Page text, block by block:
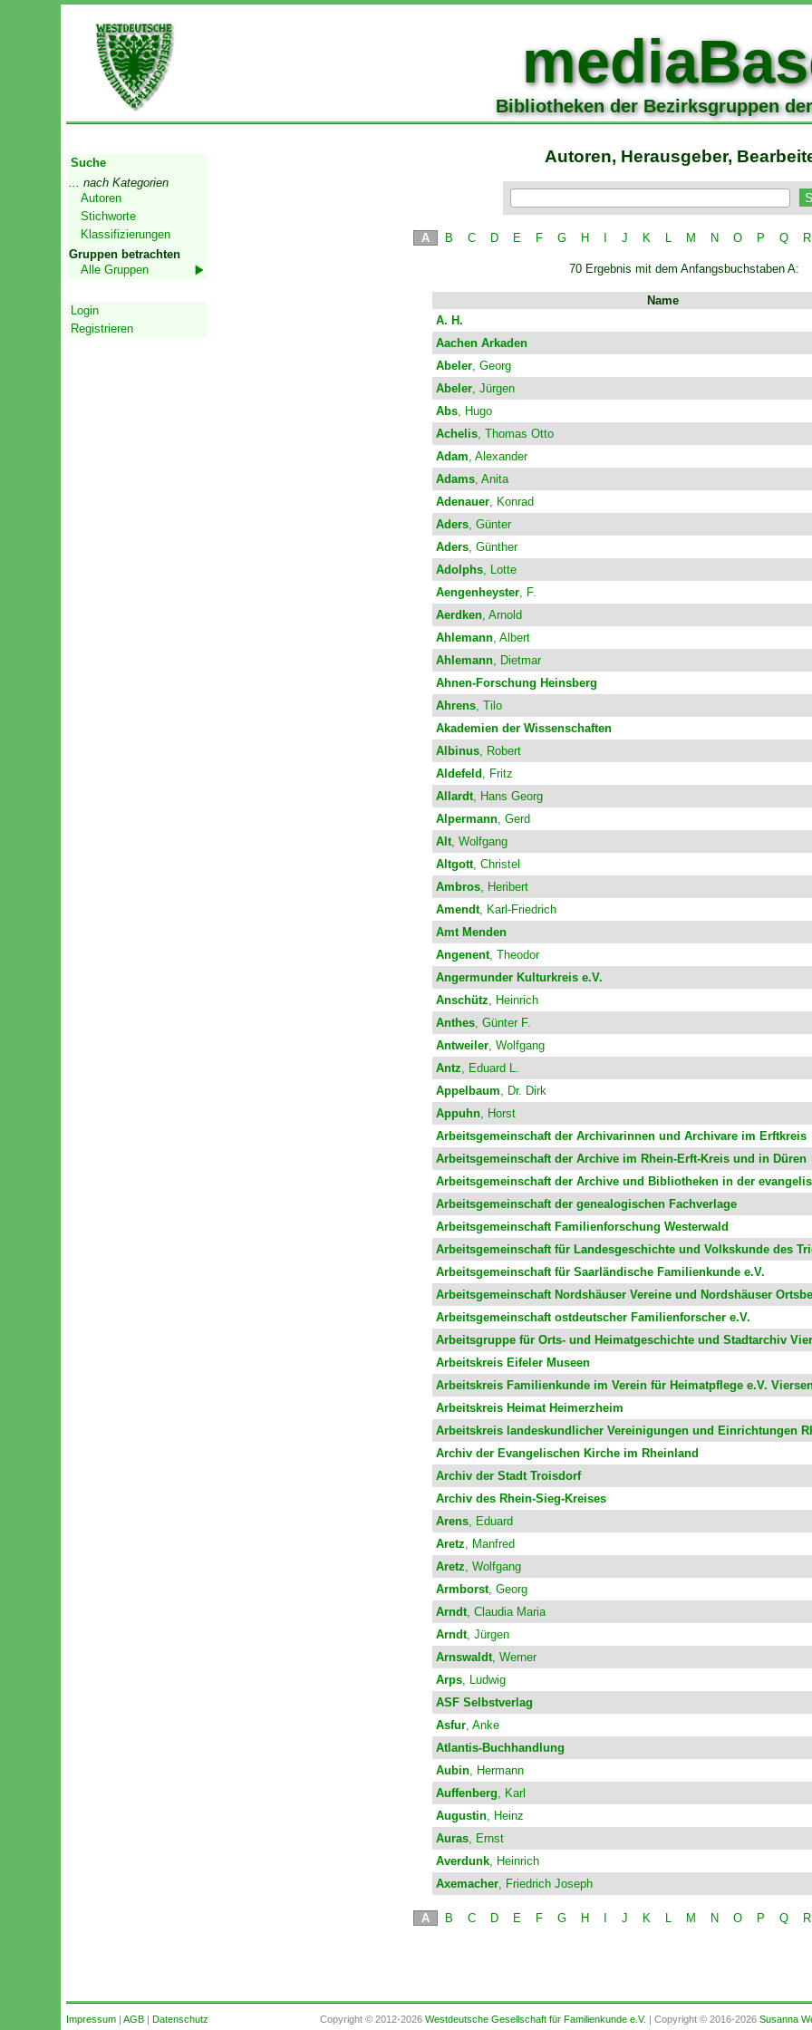
Bibliotheken der Bezirksgruppen
Suche
... nach Kategorien
Autoren
Stichworte
Klassifizierungen
Gruppen betrachten
Alle Gruppen
Login
Registrieren
Autoren, Herausgeber,
A B C D E F G H J K L M N O P Q R
70 Ergebnis mit dem Anfangsbuchstaben A:
Name
A. H.
Aachen Arkaden
Abeler, Georg
Abeler, Jürgen
Abs, Hugo
Achelis, Thomas Otto
Adam, Alexander
Adams, Anita
Adenauer, Konrad
Aders, Günter
Aders, Günther
Adolphs, Lotte
Aengenheyster, F.
Aerdken, Arnold
Ahlemann, Albert
Ahlemann, Dietmar
Ahnen-Forschung Heinsberg
Ahrens, Tilo
Akademien der Wissenschaften
Albinus, Robert
Aldefeld , Fritz
Allardt, Hans Georg
Alpermann, Gerd
Alt, Wolfgang
Altgott, Christel
Ambros, Heribert
Amendt, Karl-Friedrich
Amt Menden
Angenent, Theodor
Angermunder Kulturkreis e.V.
Anschütz, Heinrich
Anthes, Günter F.
Antweiler, Wolfgang
Antz, Eduard L.
Appelbaum, Dr. Dirk
Appuhn, Horst
Arbeitsgemeinschaft der Archivarinnen und Archivare im Erftkreis
Arbeitsgemeinschaft der Archive im Rhein-Erft-Kreis und in Düren
Arbeitsgemeinschaft der Archive und Bibliotheken in der
Arbeitsgemeinschaft der genealogischen Fachverlage
Arbeitsgemeinschaft Familienforschung Westerwald
Arbeitsgemeinschaft für Landesgeschichte und Volkskunde des
Arbeitsgemeinschaft für Saarländische Familienkunde e.V.
Arbeitsgemeinschaft Nordshäuser Vereine und Nordshäuser
Arbeitsgemeinschaft ostdeutscher Familienforscher e.V.
Arbeitsgruppe für Orts- und Heimatgeschichte und Stadtarchiv
Arbeitskreis Eifeler Museen
Arbeitskreis Familienkunde im Verein für Heimatpflege e.V.
Arbeitskreis Heimat Heimerzheim
Arbeitskreis landeskundlicher Vereinigungen und Einrichtungen
Archiv der Evangelischen Kirche im Rheinland
Archiv der Stadt Troisdorf
Archiv des Rhein-Sieg-Kreises
Arens, Eduard
Aretz, Manfred
Aretz, Wolfgang
Armborst, Georg
Arndt, Claudia Maria
Arndt, Jürgen
Arnswaldt, Werner
Arps, Ludwig
ASF Selbstverlag
Asfur, Anke
Atlantis-Buchhandlung
Aubin, Hermann
Auffenberg, Karl
Augustin, Heinz
Auras, Ernst
Averdunk, Heinrich
Axemacher, Friedrich Joseph
A B C D E F G H J K L M N O P Q R
Impressum| AGB| Datenschutz Copyright © 2012-2026Westdeutsche Gesellschaft für Familienkunde e.V. | Copyright © 2016-2026Susanna